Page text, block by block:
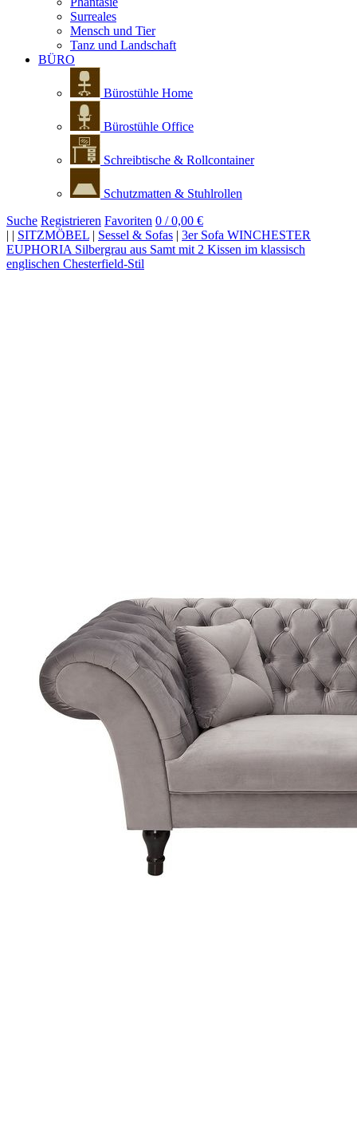
Surreales
Mensch und Tier
Tanz und Landschaft
BÜRO
Bürostühle Home
Bürostühle Office
Schreibtische & Rollcontainer
Schutzmatten & Stuhlrollen
Suche Registrieren Favoriten 0 / 0,00 €
| | SITZMÖBEL | Sessel & Sofas | 3er Sofa WINCHESTER
EUPHORIA Silbergrau aus Samt mit 2 Kissen im klassisch
englischen Chesterfield-Stil